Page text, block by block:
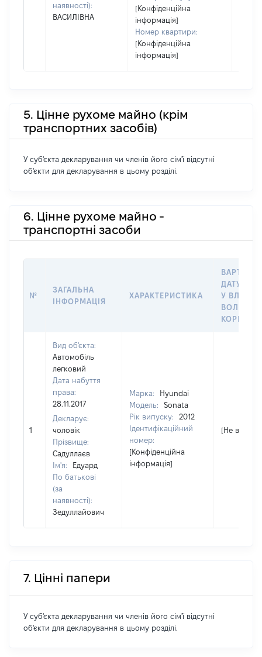
наявності):
ВАСИЛІВНА
[Конфіденційна
інформація]
Номер квартири:
[Конфіденційна
інформація]
5. Цінне рухоме майно (крім
транспортних засобів)
У суб'єкта декларування чи членів його сім'ї відсутні
об'єкти для декларування в цьому розділі.
6. Цінне рухоме майно -
транспортні засоби
№
ЗАГАЛЬНА
ІНФОРМАЦІЯ
ХАРАКТЕРИСТИКА
ДАТУ
У
1
Вид об'єкта:
Автомобіль
легковий
Дата набуття
права:
28.11.2017
Декларує:
чоловік
Прізвище:
Садуллаєв
Ім'я:
Едуард
По батькові
(за
наявності):
Зедуллайович
Марка:
Hyundai
Модель:
Sonata
Рік випуску:
2012
Ідентифікаційний
номер:
[Конфіденційна
інформація]
[Не відомо]
7. Цінні папери
У суб'єкта декларування чи членів його сім'ї відсутні
об'єкти для декларування в цьому розділі.